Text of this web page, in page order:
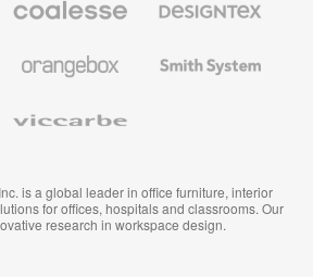
secteur
Mobilier
Premium
Textiles
Muraux
System
is a global leader in office furniture, interior
for offices, hospitals and classrooms. Our
research in workspace design.